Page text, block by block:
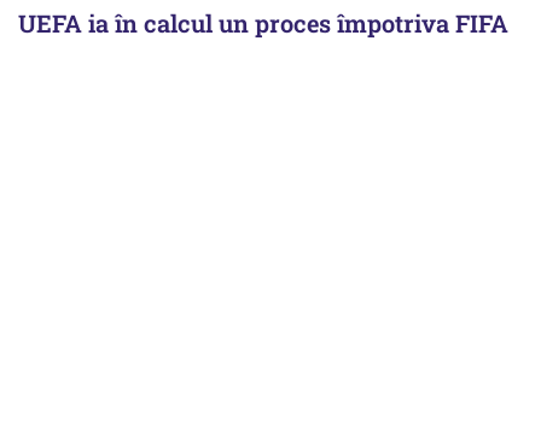
UEFA ia în calcul un proces împotriva FIFA